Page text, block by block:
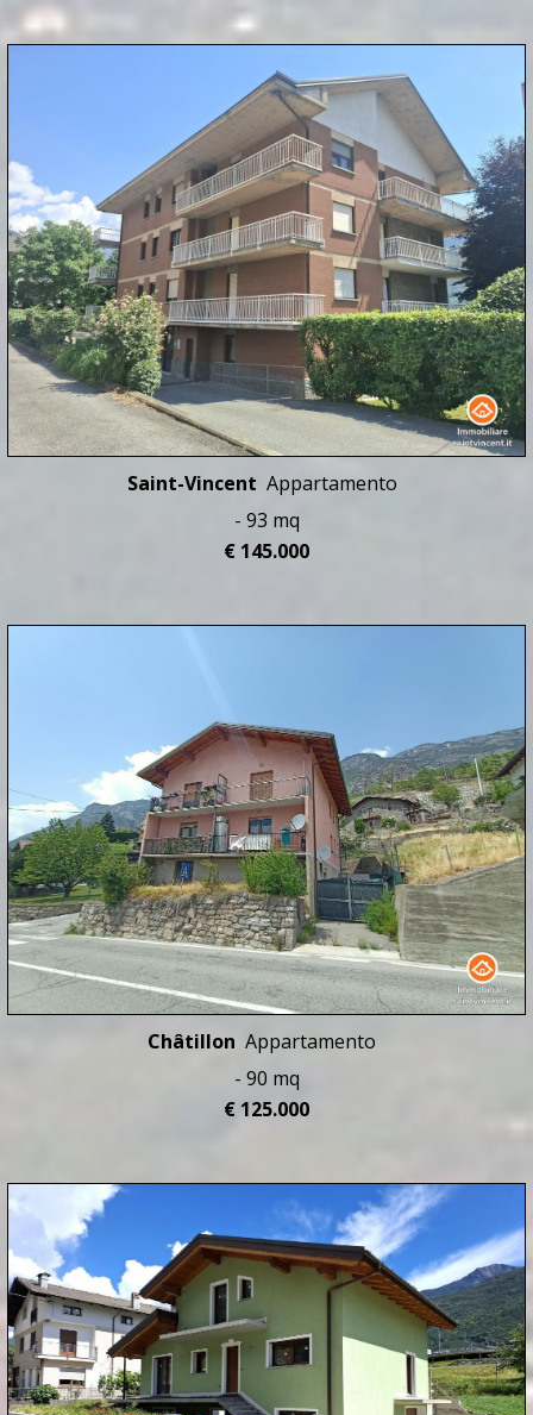
Saint-Vincent Appartamento
- 93 mq
€ 145.000
Châtillon Appartamento
- 90 mq
€ 125.000